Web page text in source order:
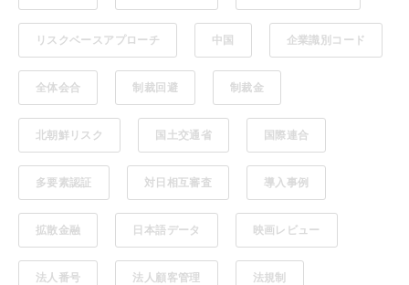
リスクベースアプローチ 中国 企業識別コード
全体会合 制裁回避 制裁金
北朝鮮リスク 国土交通省 国際連合
多要素認証 対日相互審査 導入事例
拡散金融 日本語データ 映画レビュー
法人番号 法人顧客管理 法規制